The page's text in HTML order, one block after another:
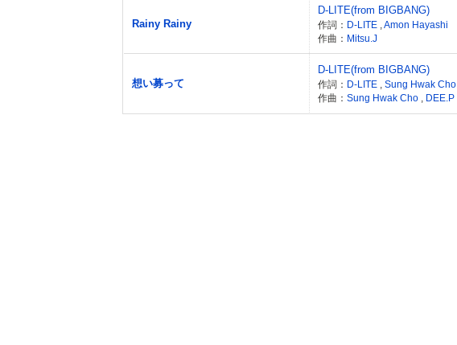
Rainy Rainy
D-LITE(from BIGBANG)
作詞： D-LITE
Amon Hayashi
作曲： Mitsu.J
想い募って
D-LITE(from BIGBANG)
作詞： D-LITE Sung Hwak Cho
作曲： Sung Hwak Cho DEE.P